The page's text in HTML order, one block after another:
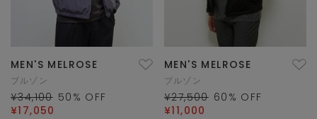
MEN'S MELROSE
ブルゾン
¥34,100 50 % OFF
¥17,050
MEN'S MELROSE
ブルゾン
¥27,500 60 % OFF
¥11,000